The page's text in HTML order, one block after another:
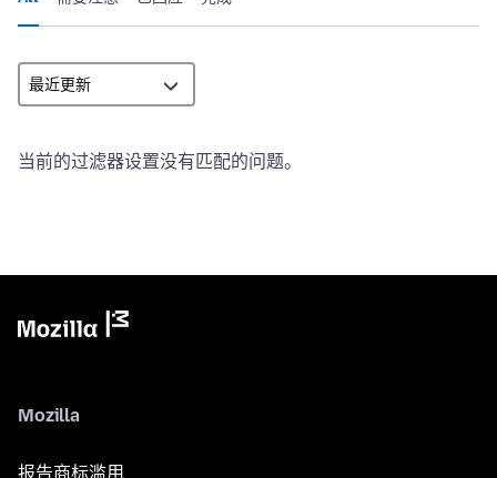
当前的过滤器设置没有匹配的问题。
Mozilla
报告商标滥用